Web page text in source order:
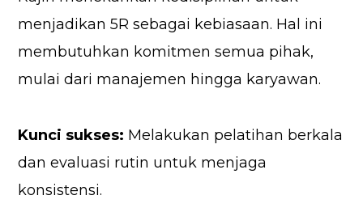
menjadikan 5R sebagai kebiasaan. Hal ini
membutuhkan komitmen semua pihak,
mulai dari manajemen hingga karyawan.
Kunci sukses: Melakukan pelatihan berkala
dan evaluasi rutin untuk menjaga
konsistensi.